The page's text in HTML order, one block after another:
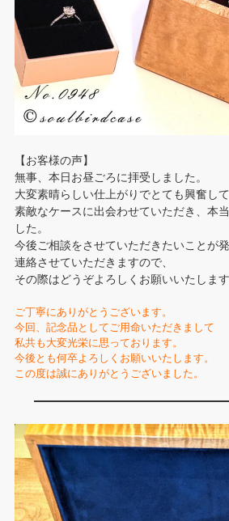
【お客様の声】
無事、本日お昼ごろに拝受しました。
大変素晴らしい仕上がりでとても興奮して
素敵なケースに出会わせていただき、本
した。
今後ご相談をさせていただきたいことが発
連絡させていただきますので、
その際はどうぞよろしくお願いいたします
ご丁寧にありがとうございます。
今回、記念品としてご用命いただきまして
私共も大変光栄に思っております。
今後とも何卒よろしくお願いいたします。
この度は誠にありがとうございました。